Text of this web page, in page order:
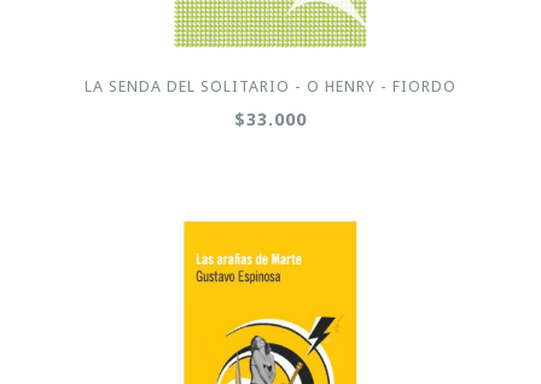
LA SENDA DEL SOLITARIO - O HENRY - FIORDO
$33.000